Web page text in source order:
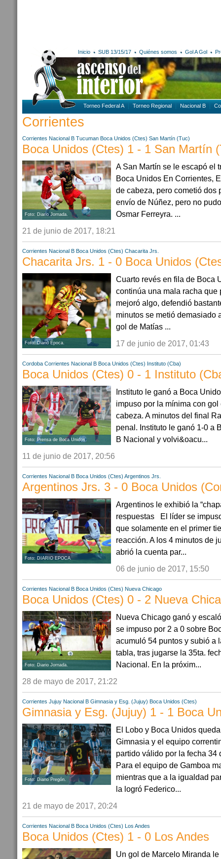
Inicio SUB 13/15/17 Quiénes somos Gol A Gol
Torneo Federal A Torneo Regional Nacional B
Corrientes
Corrientes Nacional B Tucuman Boca Unidos (Ctes) San Martín (Tuc)
Boca Unidos (Ctes) 1 - 1 San Martín
Foto: Diario Jornada.
A San Martín se le escapó el
Boca Unidos En Corrientes,
de cabeza, pero cometió dos
envío de Núñez, pero no
Osmar Ferreyra. ...
21 de junio de 2017, 18:21
Corrientes Nacional B Boca Unidos (Ctes) Chacarita Jrs.
Chacarita Jrs. 1 - 0 Boca Unidos
Foto: Diario Época.
Cuarto revés en fila de Boca
continúa una mala racha que
mejoró algo, defendió
minutos se metió demasiado
gol de Matías ...
17 de junio de 2017, 01:43
Cordoba Corrientes Nacional B Boca Unidos (Ctes) Instituto (Cba)
Boca Unidos (Ctes) 0 - 1 Instituto
Foto: Prensa de Boca Unidos.
Instituto le ganó a Boca
impuso por la mínima con
cabeza. A minutos del final
penal. Instituto le ganó 1-0 a
B Nacional y volvi&oacu...
11 de junio de 2017, 20:56
Corrientes Nacional B Boca Unidos (Ctes) Argentinos Jrs.
Argentinos Jrs. 3 - 0 Boca Unidos
Foto: DIARIO EPOCA
Argentinos le exhibió la
respuestas El líder se
que solamente en el primer
reacción. A los 4 minutos de
abrió la cuenta par...
06 de junio de 2017, 15:50
Corrientes Nacional B Boca Unidos (Ctes) Nueva Chicago
Boca Unidos (Ctes) 0 - 2 Nueva
Foto: Diario Jornada.
Nueva Chicago ganó y
se impuso por 2 a 0 sobre
acumuló 54 puntos y subió a
tabla, tras jugarse la 35ta.
Nacional. En la próxim...
28 de mayo de 2017, 21:22
Corrientes Jujuy Nacional B Gimnasia y Esg. (Jujuy) Boca Unidos (Ctes)
Gimnasia y Esg. (Jujuy) 1 - 1 Boca
Foto: Diario Pregón.
El Lobo y Boca Unidos
Gimnasia y el equipo
partido válido por la fecha 34
Para el equipo de Gamboa
mientras que a la igualdad
la logró Federico...
21 de mayo de 2017, 20:24
Corrientes Nacional B Boca Unidos (Ctes) Los Andes
Boca Unidos (Ctes) 1 - 0 Los Andes
Un gol de Marcelo Miranda